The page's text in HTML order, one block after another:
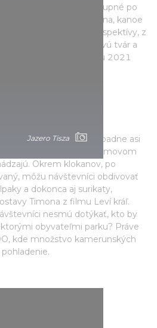
Jazero Tisza
(Bučiak veľký) sú prístupné po
do motorového člna, kanoe
jazero Tisza z vtáčej perspektívy, z
jazero ukáže svoju novú tvár a
výhľadom. V roku 2021
Tisza, prvé čo vám napadne asi
park v Tiszaderzsi je domovom
Okrem klokanov, po
môžu návštevníci obdivovať
a dokonca aj surikaty,
Timona z filmu Leví kráľ.
nesmú dotýkať, kto by
obyvateľmi parku? Práve
kde množstvo kamerunských